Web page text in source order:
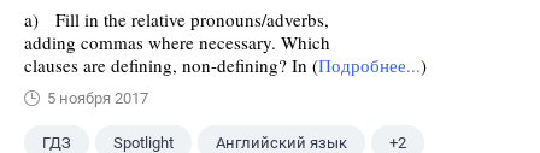
a) Fill in the relative pronouns/adverbs,
adding commas where necessary. Which
clauses are defining, non-defining? In (Подробнее...)
5 ноября 2017
ГДЗ Spotlight Английский язык +2